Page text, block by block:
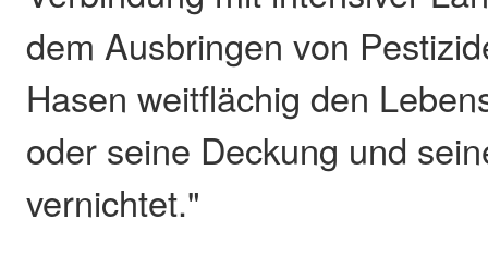
dem Ausbringen von
Hasen weitflächig den
oder seine Deckung und
vernichtet."